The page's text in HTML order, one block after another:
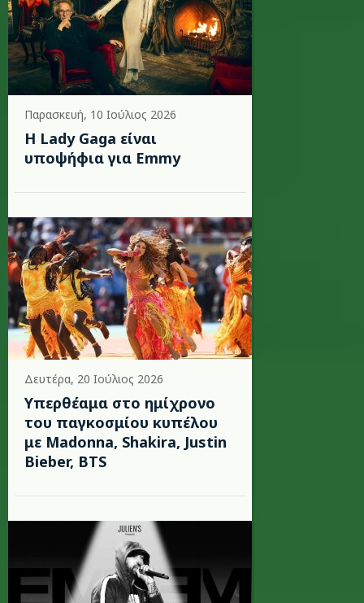
Παρασκευή, 10 Ιούλιος 2026
Η Lady Gaga είναι
υποψήφια για Emmy
Δευτέρα, 20 Ιούλιος 2026
Υπερθέαμα στο ημίχρονο
του παγκοσμίου κυπέλου
με Madonna, Shakira, Justin
Bieber, BTS